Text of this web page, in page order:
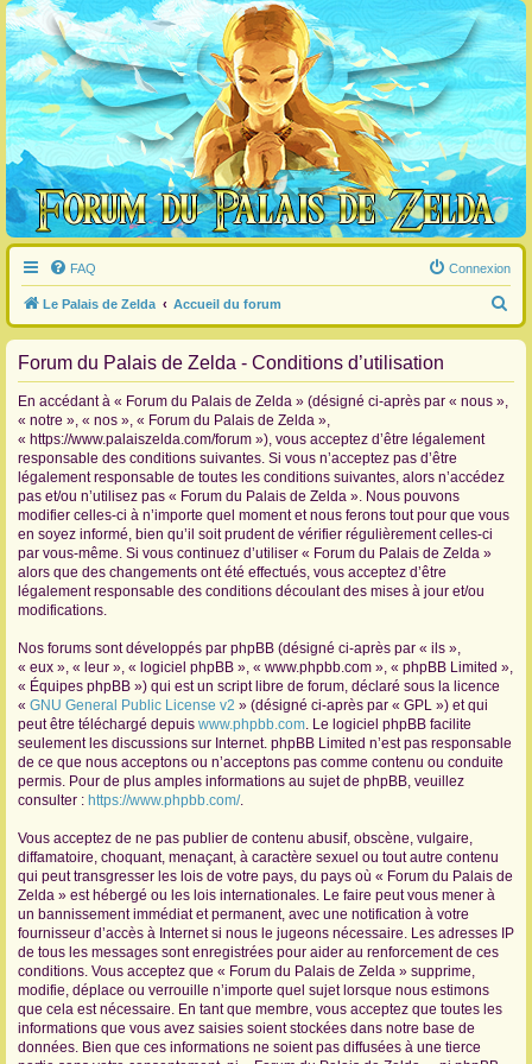
FAQ Connexion
Le Palais de Zelda Accueil du forum
e
Forum du Palais de Zelda - Conditions d’utilisation
En accédant à « Forum du Palais de Zelda » (désigné ci-après par « nous »,
« notre », « nos », « Forum du Palais de Zelda »,
« https://www.palaiszelda.com/forum »), vous acceptez d’être légalement
responsable des conditions suivantes. Si vous n’acceptez pas d’être
légalement responsable de toutes les conditions suivantes, alors n’accédez
pas et/ou n’utilisez pas « Forum du Palais de Zelda ». Nous pouvons
modifier celles-ci à n’importe quel moment et nous ferons tout pour que vous
en soyez informé, bien qu’il soit prudent de vérifier régulièrement celles-ci
par vous-même. Si vous continuez d’utiliser « Forum du Palais de Zelda »
alors que des changements ont été effectués, vous acceptez d’être
légalement responsable des conditions découlant des mises à jour et/ou
modifications.
Nos forums sont développés par phpBB (désigné ci-après par « ils »,
« eux », « leur », « logiciel phpBB », « www.phpbb.com », « phpBB Limited »,
« Équipes phpBB ») qui est un script libre de forum, déclaré sous la licence
« GNU General Public License v2 » (désigné ci-après par « GPL ») et qui
peut être téléchargé depuis www.phpbb.com. Le logiciel phpBB facilite
seulement les discussions sur Internet. phpBB Limited n’est pas responsable
de ce que nous acceptons ou n’acceptons pas comme contenu ou conduite
permis. Pour de plus amples informations au sujet de phpBB, veuillez
consulter : https://www.phpbb.com/.
Vous acceptez de ne pas publier de contenu abusif, obscène, vulgaire,
diffamatoire, choquant, menaçant, à caractère sexuel ou tout autre contenu
qui peut transgresser les lois de votre pays, du pays où « Forum du Palais de
Zelda » est hébergé ou les lois internationales. Le faire peut vous mener à
un bannissement immédiat et permanent, avec une notification à votre
fournisseur d’accès à Internet si nous le jugeons nécessaire. Les adresses IP
de tous les messages sont enregistrées pour aider au renforcement de ces
conditions. Vous acceptez que « Forum du Palais de Zelda » supprime,
modifie, déplace ou verrouille n’importe quel sujet lorsque nous estimons
que cela est nécessaire. En tant que membre, vous acceptez que toutes les
informations que vous avez saisies soient stockées dans notre base de
données. Bien que ces informations ne soient pas diffusées à une tierce